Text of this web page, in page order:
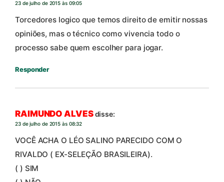
23 de julho de 2015 às 09:05
Torcedores logico que temos direito de emitir nossas
opiniões, mas o técnico como vivencia todo o
processo sabe quem escolher para jogar.
Responder
RAIMUNDO ALVESdisse:
23 de julho de 2015 às 08:32
VOCÊ ACHA O LÉO SALINO PARECIDO COM O
RIVALDO ( EX-SELEÇÃO BRASILEIRA).
( ) SIM